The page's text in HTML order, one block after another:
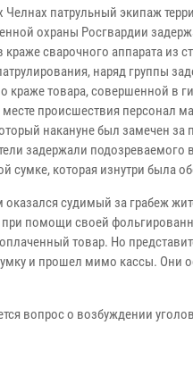
патрульный экипаж
охраны Росгвардии
сварочного аппарата из
наряд группы
краже товара, совершенной в
месте происшествия персонал
накануне был замечен
задержали
сумке, которая изнутри была
судимый за грабеж
помощи своей
товар. Но
и прошел мимо кассы. Они
вопрос о возбуждении